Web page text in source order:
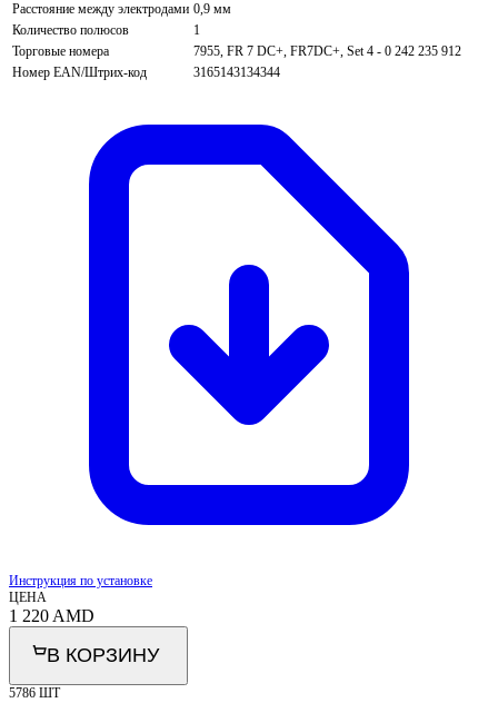
Расстояние между электродами 0,9 мм
Количество полюсов
1
Торговые номера
7955, FR 7 DC+, FR7DC+, Set 4 - 0 242 235 912
Номер EAN/Штрих-код
3165143134344
Инструкция по установке
ЦЕНА
1 220 AMD
В КОРЗИНУ
5786 ШТ